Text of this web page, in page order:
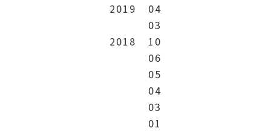
2019
04
03
2018
10
06
05
04
03
01